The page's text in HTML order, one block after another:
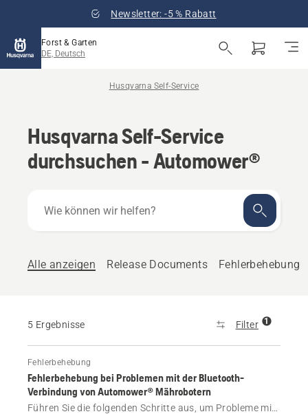
Newsletter: -5 % Rabatt
Forst & Garten
DE, Deutsch
Husqvarna Self-Service
Husqvarna Self-Service
durchsuchen - Automower®
können
Alle anzeigen
Release Documents Fehlerbehebung
5 Ergebnisse Filter 1
Fehlerbehebung
Fehlerbehebung bei Problemen mit der Bluetooth-
Verbindung von Automower® Mährobotern
Führen Sie die folgenden Schritte aus, um Probleme mit